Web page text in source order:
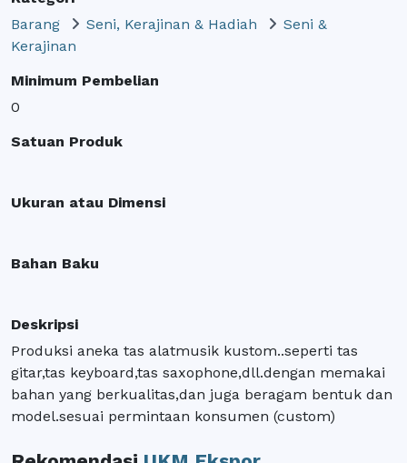
Barang
Seni, Kerajinan & Hadiah
Seni &
Kerajinan
Minimum Pembelian
0
Satuan Produk
Ukuran atau Dimensi
Bahan Baku
Deskripsi
Produksi aneka tas alatmusik kustom..seperti tas
gitar,tas keyboard,tas saxophone,dll.dengan memakai
bahan yang berkualitas,dan juga beragam bentuk dan
model.sesuai permintaan konsumen (custom)